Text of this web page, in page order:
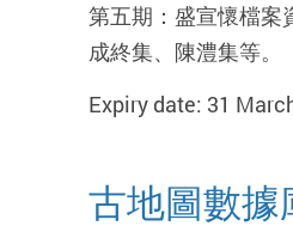
第五期：盛宣懷檔案
成終集、陳澧集等。
Expiry date: 31
古地圖數據